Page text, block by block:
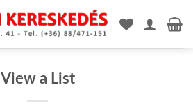
View a List